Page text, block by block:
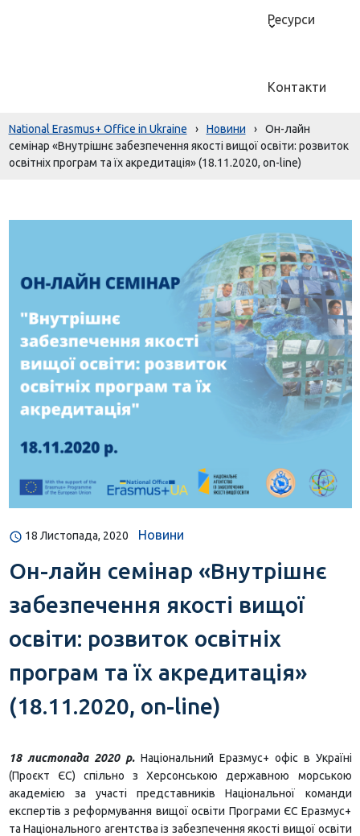
Ресурси
Контакти
National Erasmus+ Office in Ukraine › Новини ›
Он-лайн
семінар «Внутрішнє забезпечення якості вищої освіти: розвиток
освітніх програм та їх акредитація» (18.11.2020, on-line)
18 Листопада, 2020 Новини
Он-лайн семінар «Внутрішнє
забезпечення якості вищої
освіти: розвиток освітніх
програм та їх акредитація»
(18.11.2020, on-line)
18 листопада 2020 р. Національний Еразмус+ офіс в Україні
(Проєкт ЄС) спільно з Херсонською державною морською
академією за участі представників Національної команди
експертів з реформування вищої освіти Програми ЄС Еразмус+
та Національного агентства із забезпечення якості вищої освіти